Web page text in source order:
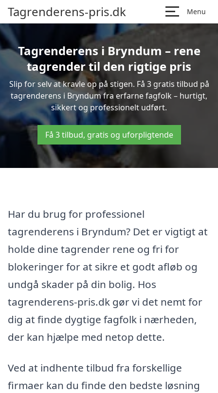
Tagrenderens-pris.dk Menu
Tagrenderens i Bryndum – rene
tagrender til den rigtige pris
Slip for selv at kravle op på stigen. Få 3 gratis tilbud på
tagrenderens i Bryndum fra erfarne fagfolk – hurtigt,
sikkert og professionelt udført.
Få 3 tilbud, gratis og uforpligtende
Har du brug for professionel
tagrenderens i Bryndum? Det er vigtigt at
holde dine tagrender rene og fri for
blokeringer for at sikre et godt afløb og
undgå skader på din bolig. Hos
tagrenderens-pris.dk gør vi det nemt for
dig at finde dygtige fagfolk i nærheden,
der kan hjælpe med netop dette.
Ved at indhente tilbud fra forskellige
firmaer kan du finde den bedste løsning